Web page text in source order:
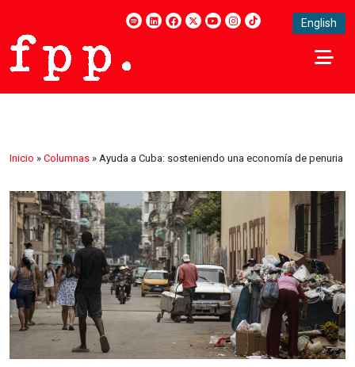
English
Inicio » Columnas » Ayuda a Cuba: sosteniendo una economía de penuria